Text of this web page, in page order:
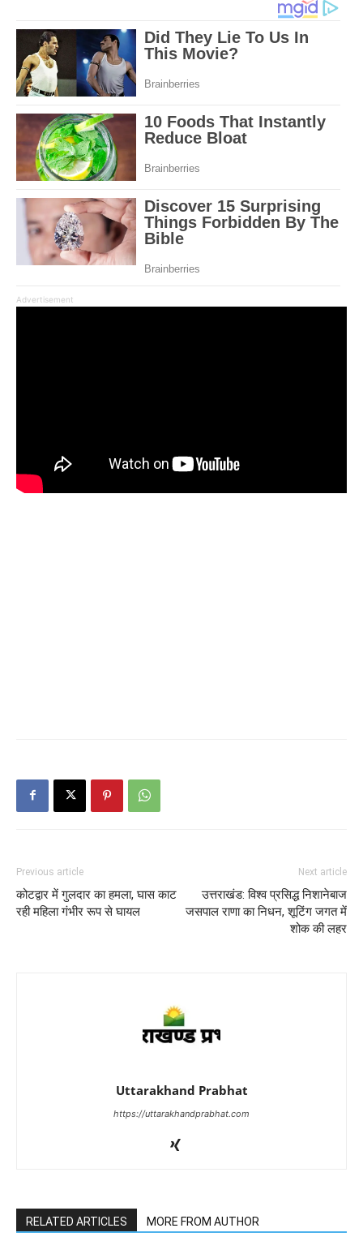
Advertisement
Previous article
कोटद्वार में गुलदार का हमला, घास काट
रही महिला गंभीर रूप से घायल
Next article
उत्तराखंड: विश्व प्रसिद्ध निशानेबाज
जसपाल राणा का निधन, शूटिंग जगत में
शोक की लहर
Uttarakhand Prabhat
https://uttarakhandprabhat.com
RELATED ARTICLES MORE FROM AUTHOR